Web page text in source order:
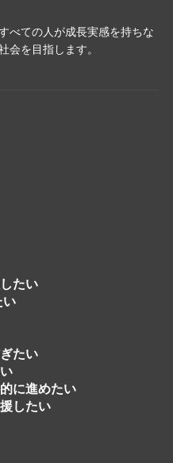
べての人が成長実感を持ちな
会を目指します。
たい
い
たい
に進めたい
したい